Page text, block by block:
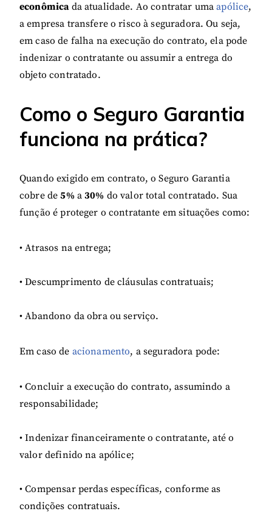
econômica da atualidade. Ao contratar umaapólice,
a empresa transfere o risco à seguradora. Ou seja,
em caso de falha na execução do contrato, ela pode
indenizar o contratante ou assumir a entrega do
objeto contratado.
Como o Seguro Garantia
funciona na prática?
Quando exigido em contrato, o Seguro Garantia
cobre de5%a30% do valor total contratado. Sua
função é proteger o contratante em situações como:
• Atrasos na entrega;
• Descumprimento de cláusulas contratuais;
• Abandono da obra ou serviço.
Em caso de acionamento, a seguradora pode:
• Concluir a execução do contrato, assumindo a
responsabilidade;
• Indenizar financeiramente o contratante, até o
valor definido na apólice;
• Compensar perdas específicas, conforme as
condições contratuais.